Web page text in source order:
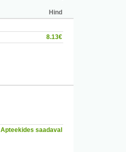
Hind
8.13€
Apteekides saadaval